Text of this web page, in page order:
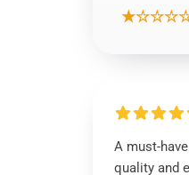
A must-
quality and